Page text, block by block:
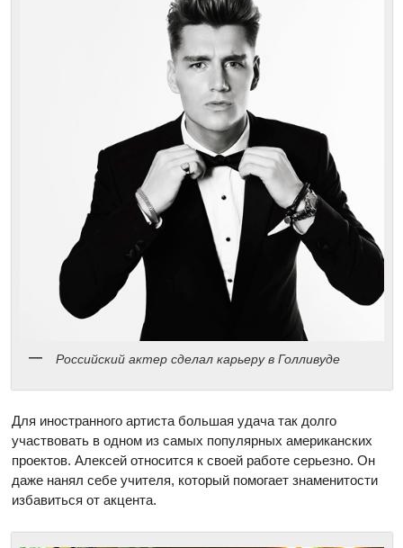
Российский актер сделал карьеру в Голливуде
Для иностранного артиста большая удача так долго
участвовать в одном из самых популярных американских
проектов. Алексей относится к своей работе серьезно. Он
даже нанял себе учителя, который помогает знаменитости
избавиться от акцента.